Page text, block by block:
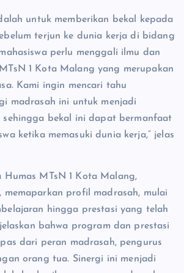
untuk memberikan bekal kepada
terjun ke dunia kerja di bidang
perlu menggali ilmu dan
1 Kota Malang yang merupakan
Kami ingin mencari tahu
madrasah ini untuk menjadi
sehingga bekal ini dapat bermanfaat
ketika memasuki dunia kerja,” jelas
Humas MTsN 1 Kota Malang,
memaparkan profil madrasah, mulai
hingga prestasi yang telah
bahwa program dan prestasi
dari peran madrasah, pengurus
orang tua. Sinergi ini menjadi